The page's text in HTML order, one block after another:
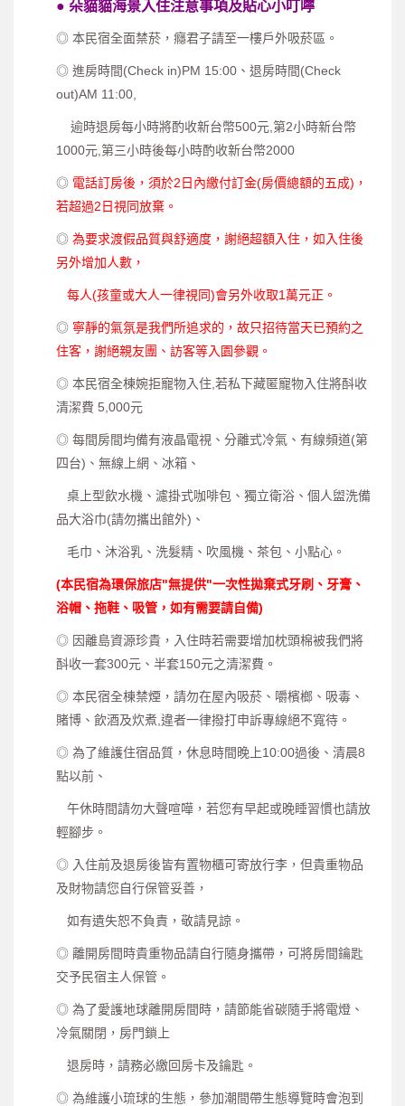
● 朵貓貓海景入住注意事項及貼心小叮嚀
◎ 本民宿全面禁菸，癮君子請至一樓戶外吸菸區。
◎ 進房時間(Check in)PM 15:00、退房時間(Check
out)AM 11:00,
逾時退房每小時將酌收新台幣500元,第2小時新台幣
1000元, 第三小時後每小時酌收新台幣2000
◎ 電話訂房後，須於2日內繳付訂金(房價總額的五成)，
若超過2日視同放棄。
◎ 為要求渡假品質與舒適度，謝絕超額入住，如入住後
另外增加人數，
每人(孩童或大人一律視同)會另外收取1萬元正。
◎ 寧靜的氣氛是我們所追求的，故只招待當天已預約之
住客，謝絕親友團、訪客等入園參觀。
◎ 本民宿全棟婉拒寵物入住,若私下藏匿寵物入住將酙收
清潔費 5,000元
◎ 每間房間均備有液晶電視、分離式冷氣、有線頻道(第
四台)、無線上網、冰箱、
桌上型飲水機、濾掛式咖啡包、獨立衛浴、個人盥洗備
品大浴巾(請勿攜出館外)、
毛巾、沐浴乳、洗髮精、吹風機、茶包、小點心。
(本民宿為環保旅店"無提供"一次性拋棄式牙刷、牙膏、
浴帽、拖鞋、吸管，如有需要請自備)
◎ 因離島資源珍貴，入住時若需要增加枕頭棉被我們將
酙收一套300元、半套150元之清潔費。
◎ 本民宿全棟禁煙，請勿在屋內吸菸、嚼檳榔、吸毒、
賭博、飲酒及炊煮,違者一律撥打申訴專線絕不寬待。
◎ 為了維護住宿品質，休息時間晚上10:00過後、清晨8
點以前、
午休時間請勿大聲喧嘩，若您有早起或晚睡習慣也請放
輕腳步。
◎ 入住前及退房後皆有置物櫃可寄放行李，但貴重物品
及財物請您自行保管妥善，
如有遺失恕不負責，敬請見諒。
◎ 離開房間時貴重物品請自行隨身攜帶，可將房間鑰匙
交予民宿主人保管。
◎ 為了愛護地球離開房間時，請節能省碳隨手將電燈、
冷氣關閉，房門鎖上
退房時，請務必繳回房卡及鑰匙。
◎ 為維護小琉球的生態，參加潮間帶生態導覽時會泡到